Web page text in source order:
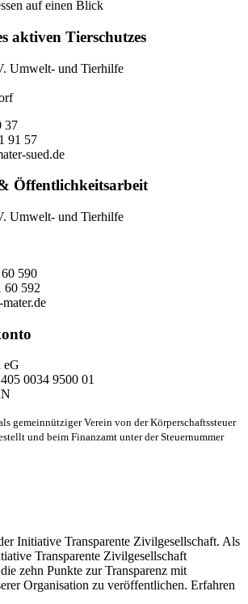
auf einen Blick
aktiven Tierschutzes
Umwelt- und Tierhilfe
37
91 57
sued.de
Öffentlichkeitsarbeit
Umwelt- und Tierhilfe
590
60 592
eG
0034 9500 01
gemeinnütziger Verein von der Körperschaftssteuer
und beim Finanzamt unter der Steuernummer
Initiative Transparente Zivilgesellschaft. Als
Transparente Zivilgesellschaft
zehn Punkte zur Transparenz mit
Organisation zu veröffentlichen. Erfahren